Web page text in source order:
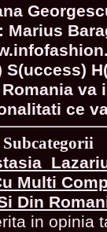
Marius
ce
Subcategorii
Multi
Din
in opinia